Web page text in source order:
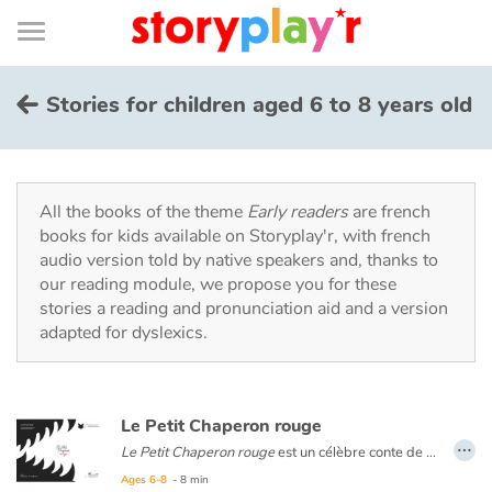
Connexion
Bibliothèque
de
page
Menu ➜
Log in
Try for free
Library
Awards
Tales and classics in french
Stories for children aged 6 to 8 years old
All the books of the theme Early readersare french
books for kids available on Storyplay'r, with french
audio version told by native speakers and, thanks to
our reading module, we propose you for these
stories a reading and pronunciation aid and a version
adapted for dyslexics.
Le Petit Chaperon rouge
Le Petit Chaperon rougeest un célèbre conte de Charles Perrault. Il raconte l’histoire d’une petite fille qui doit traverser la forêt pour aller voir sa grand-mère. Mais sur son chemin, elle rencontre un loup très malin... Fabienne Cinquin offre ici le point de vue déstabilisant du loup.
Ages 6-8 - 8 min
…